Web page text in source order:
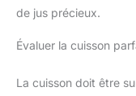
de jus précieux.
Évaluer la cuisson
La cuisson doit être